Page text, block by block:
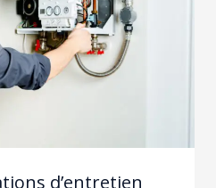
d’entretien